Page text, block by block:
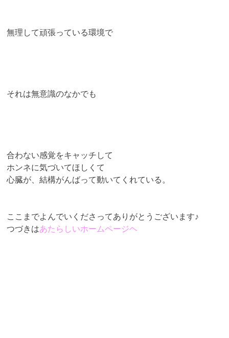
無理して頑張っている環境で
それは無意識のなかでも
合わない感覚をキャッチして
ホンネに気づいてほしくて
心臓が、結構がんばって動いてくれている。
ここまでよんでいくださってありがとうございます♪
つづきはあたらしいホームページヘ